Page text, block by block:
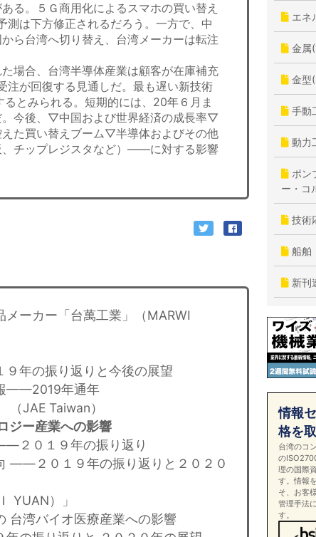
る。５Ｇ商用化によるスマホの買い替え
は下方修正されるだろう。一方で、中
ら台湾へ切り替え、台湾メーカーは転注
場合、台湾半導体産業は顧客が在庫補充
が回復する見通しだ。最も遅い新技術
とみられる。短期的には、20年６月ま
。今後、▽中国および世界経済の成長率▽
た買い替えブーム▽半導体およびその他
、チップレジスタなど）――に対する影響
ーカー「台萬工業」（MARWI
年の振り返りと今後の展望
——2019年通年
（JAE Taiwan）
ジー産業への影響
２０１９年の振り返り
——２０１９年の振り返りと２０２０
YUAN）」
台湾バイオ医療産業への影響
エネ
金属
金型
手動
動力
ポン
ー・コ
技術
船舶
新刊
情報
格を
台湾のコ
の
理の国際
す。情報
そ、お客
管理手法
す。